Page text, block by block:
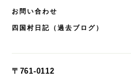
お問い合わせ
四国村日記（過去ブログ）
〒761-0112